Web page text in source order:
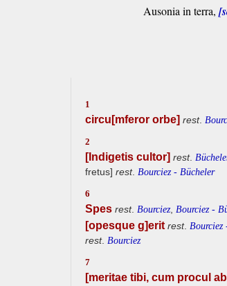
Ausonia in terra,
1
circu[mferor orbe] rest.
2
[Indigetis cultor] rest.
fretus] rest. Bourciez - Bücheler
6
Spes rest. Bourciez, Bourciez -
[opesque g]erit rest. Bourciez
rest. Bourciez
7
[meritae tibi, cum procul